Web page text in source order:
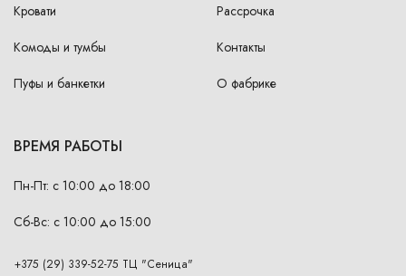
Кровати
Комоды и тумбы
Пуфы и банкетки
Рассрочка
Контакты
О фабрике
ВРЕМЯ РАБОТЫ
Пн-Пт: с 10:00 до 18:00
Сб-Вс: с 10:00 до 15:00
+375 (29) 339-52-75 ТЦ "Сеница"